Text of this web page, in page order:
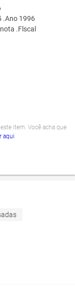
.Ano 1996
.Flscal
item. Você acha que
aqui